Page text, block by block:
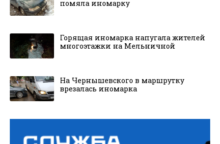
помяла иномарку
Горящая иномарка напугала жителей
многоэтажки на Мельничной
На Чернышевского в маршрутку
врезалась иномарка